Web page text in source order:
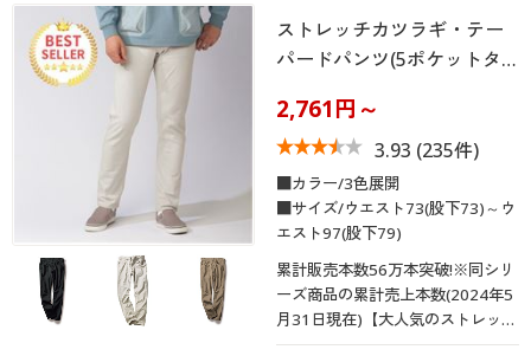
ストレッチカツラギ・テー
パードパンツ(5ポケットタ…
2,761円～
3.93 (235件)
■カラー/3色展開
■サイズ/ウエスト73(股下73)～ウ
エスト97(股下79)
累計販売本数56万本突破!※同シリ
ーズ商品の累計売上本数(2024年5
月31日現在)【大人気のストレッチ
カツラギパンツ】着心地の良さ+動